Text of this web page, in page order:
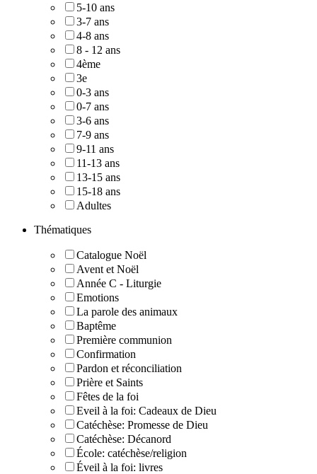
5-10 ans
3-7 ans
4-8 ans
8 - 12 ans
4ème
3e
0-3 ans
0-7 ans
3-6 ans
7-9 ans
9-11 ans
11-13 ans
13-15 ans
15-18 ans
Adultes
Thématiques
Catalogue Noël
Avent et Noël
Année C - Liturgie
Emotions
La parole des animaux
Baptême
Première communion
Confirmation
Pardon et réconciliation
Prière et Saints
Fêtes de la foi
Eveil à la foi: Cadeaux de Dieu
Catéchèse: Promesse de Dieu
Catéchèse: Décanord
École: catéchèse/religion
Éveil à la foi: livres